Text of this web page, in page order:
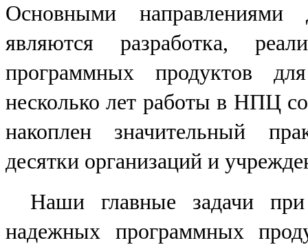
Основными направлениями
являются разработка,
программных продуктов
несколько лет работы в НПЦ
накоплен значительный
десятки организаций и
Наши главные задачи
надежных программных